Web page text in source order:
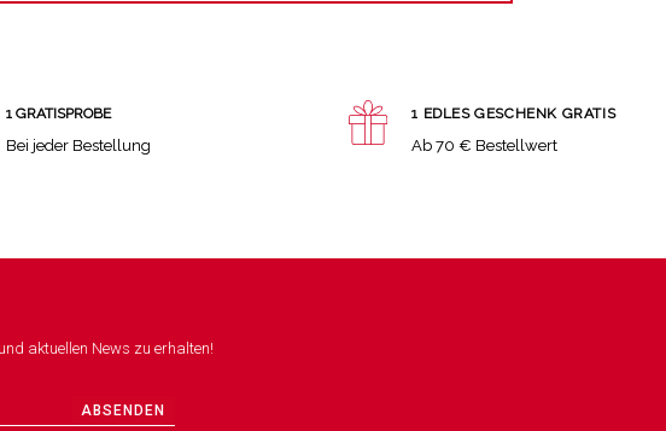
1 GRATISPROBE
Bei jeder Bestellung
1 EDLES GESCHENK GRATIS
Ab 70 € Bestellwert
aktuellen News zu erhalten!
ABSENDEN